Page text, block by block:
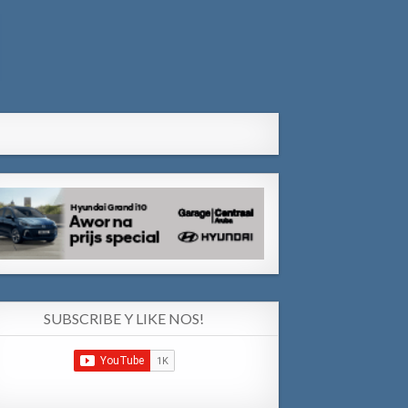
SUBSCRIBE Y LIKE NOS!